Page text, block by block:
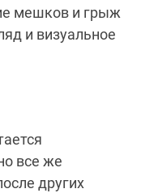
мешков и грыж
и визуальное
все же
других